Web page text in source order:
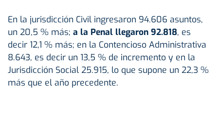
En la jurisdicción Civil ingresaron 94.606 asuntos,
un 20,5 % más; a la Penal llegaron 92.818, es
decir 12,1 % más; en la Contencioso Administrativa
8.643, es decir un 13,5 % de incremento y en la
Jurisdicción Social 25.915, lo que supone un 22,3 %
más que el año precedente.